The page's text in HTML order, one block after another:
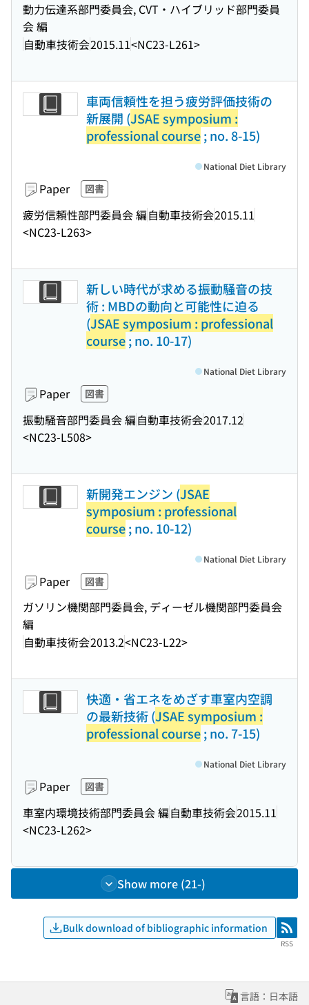
動力伝達系部門委員会, CVT・ハイブリッド部門委員
会 編
自動車技術会2015.11<NC23-L261>
車両信頼性を担う疲労評価技術の
新展開 (JSAE symposium :
professional course; no. 8-15)
Paper 図書
疲労信頼性部門委員会 編自動車技術会2015.11
<NC23-L263>
National Diet Library
新しい時代が求める振動騒音の技
術 : MBDの動向と可能性に迫る
(JSAE symposium : professional
course; no. 10-17)
Paper 図書
振動騒音部門委員会 編自動車技術会2017.12
<NC23-L508>
National Diet Library
新開発エンジン (JSAE
symposium : professional
course; no. 10-12)
Paper 図書
ガソリン機関部門委員会, ディーゼル機関部門委員会
編
自動車技術会2013.2<NC23-L22>
National Diet Library
快適・省エネをめざす車室内空調
の最新技術 (JSAE symposium :
professional course; no. 7-15)
Paper 図書
車室内環境技術部門委員会 編自動車技術会2015.11
<NC23-L262>
National Diet Library
Show more (21-)
Bulk download of bibliographic information RSS
RSS
言語：日本語